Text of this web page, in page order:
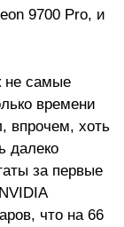
9700 Pro, и
не самые
времени
впрочем, хоть
далеко
за первые
что на 66